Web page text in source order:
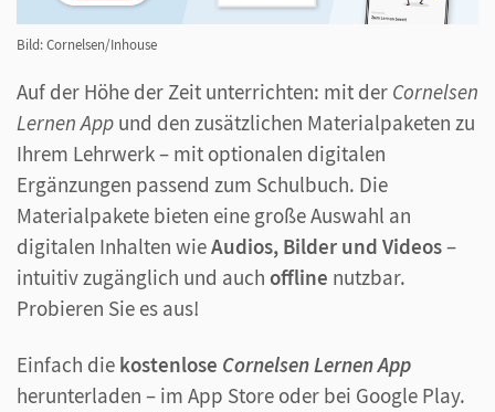
Bild: Cornelsen/Inhouse
Auf der Höhe der Zeit unterrichten: mit der Cornelsen
Lernen App und den zusätzlichen Materialpaketen zu
Ihrem Lehrwerk – mit optionalen digitalen
Ergänzungen passend zum Schulbuch. Die
Materialpakete bieten eine große Auswahl an
digitalen Inhalten wieAudios, Bilder und Videos–
intuitiv zugänglich und auch offline nutzbar.
Probieren Sie es aus!
Einfach die kostenlose Cornelsen Lernen App
herunterladen – im App Store oder bei Google Play.